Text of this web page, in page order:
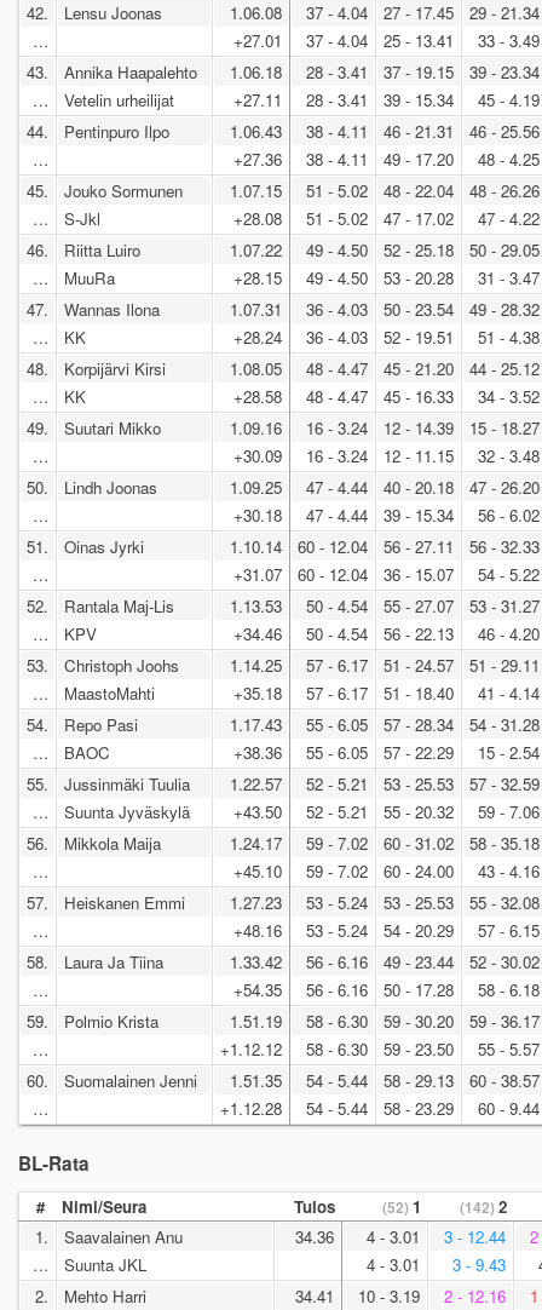
42.
…
Lensu Joonas
1.06.08
+27.01
37 - 4.04
37 - 4.04
27 - 17.45
25 - 13.41
29 - 21.34
33 - 3.49
43.
…
Annika Haapalehto
Vetelin urheilijat
1.06.18
+27.11
28 - 3.41
28 - 3.41
37 - 19.15
39 - 15.34
39 - 23.34
45 - 4.19
44.
…
Pentinpuro Ilpo
1.06.43
+27.36
38 - 4.11
38 - 4.11
46 - 21.31
49 - 17.20
46 - 25.56
48 - 4.25
45.
…
Jouko Sormunen
S-Jkl
1.07.15
+28.08
51 - 5.02
51 - 5.02
48 - 22.04
47 - 17.02
48 - 26.26
47 - 4.22
46.
…
Riitta Luiro
MuuRa
1.07.22
+28.15
49 - 4.50
49 - 4.50
52 - 25.18
53 - 20.28
50 - 29.05
31 - 3.47
47.
…
Wannas Ilona
KK
1.07.31
+28.24
36 - 4.03
36 - 4.03
50 - 23.54
52 - 19.51
49 - 28.32
51 - 4.38
48.
…
Korpijärvi Kirsi
KK
1.08.05
+28.58
48 - 4.47
48 - 4.47
45 - 21.20
45 - 16.33
44 - 25.12
34 - 3.52
49.
…
Suutari Mikko
1.09.16
+30.09
16 - 3.24
16 - 3.24
12 - 14.39
12 - 11.15
15 - 18.27
32 - 3.48
50.
…
Lindh Joonas
1.09.25
+30.18
47 - 4.44
47 - 4.44
40 - 20.18
39 - 15.34
47 - 26.20
56 - 6.02
51.
…
Oinas Jyrki
1.10.14
+31.07
60 - 12.04
60 - 12.04
56 - 27.11
36 - 15.07
56 - 32.33
54 - 5.22
52.
…
Rantala Maj-Lis
KPV
1.13.53
+34.46
50 - 4.54
50 - 4.54
55 - 27.07
56 - 22.13
53 - 31.27
46 - 4.20
53.
…
Christoph Joohs
MaastoMahti
1.14.25
+35.18
57 - 6.17
57 - 6.17
51 - 24.57
51 - 18.40
51 - 29.11
41 - 4.14
54.
…
Repo Pasi
BAOC
1.17.43
+38.36
55 - 6.05
55 - 6.05
57 - 28.34
57 - 22.29
54 - 31.28
15 - 2.54
55.
…
Jussinmäki Tuulia
Suunta Jyväskylä
1.22.57
+43.50
52 - 5.21
52 - 5.21
53 - 25.53
55 - 20.32
57 - 32.59
59 - 7.06
56.
…
Mikkola Maija
1.24.17
+45.10
59 - 7.02
59 - 7.02
60 - 31.02
60 - 24.00
58 - 35.18
43 - 4.16
57.
…
Heiskanen Emmi
1.27.23
+48.16
53 - 5.24
53 - 5.24
53 - 25.53
54 - 20.29
55 - 32.08
57 - 6.15
58.
…
Laura Ja Tiina
1.33.42
+54.35
56 - 6.16
56 - 6.16
49 - 23.44
50 - 17.28
52 - 30.02
58 - 6.18
59.
…
Polmio Krista
1.51.19
+1.12.12
58 - 6.30
58 - 6.30
59 - 30.20
59 - 23.50
59 - 36.17
55 - 5.57
60.
…
Suomalainen Jenni
1.51.35
+1.12.28
54 - 5.44
54 - 5.44
58 - 29.13
58 - 23.29
60 - 38.57
60 - 9.44
BL-Rata
# Nimi/Seura Tulos (52) 1 (142)2
1.
…
Saavalainen Anu
Suunta JKL
34.36
4 - 3.01
4 - 3.01
3 - 12.44
3 - 9.43
2.
Mehto Harri
34.41
10 - 3.19
2 - 12.16